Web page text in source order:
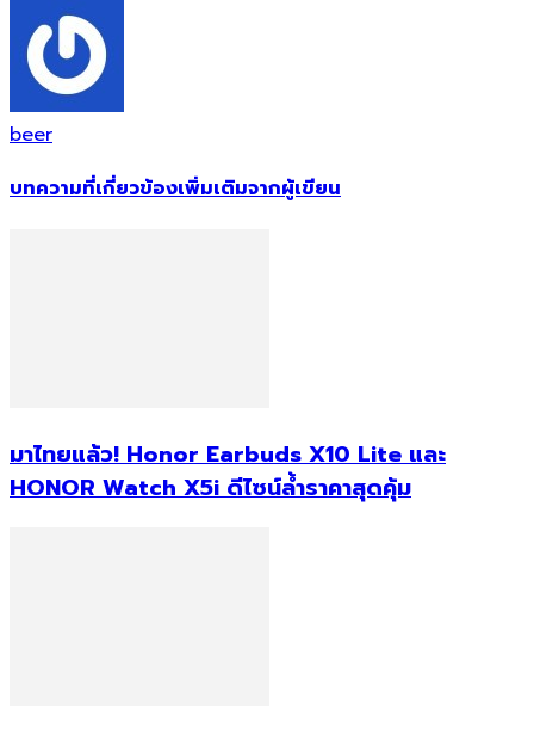
beer
บทความที่เกี่ยวข้องเพิ่มเติมจากผู้เขียน
มาไทยแล้ว! Honor Earbuds X10 Lite และ
HONOR Watch X5i ดีไซน์ล้ำราคาสุดคุ้ม